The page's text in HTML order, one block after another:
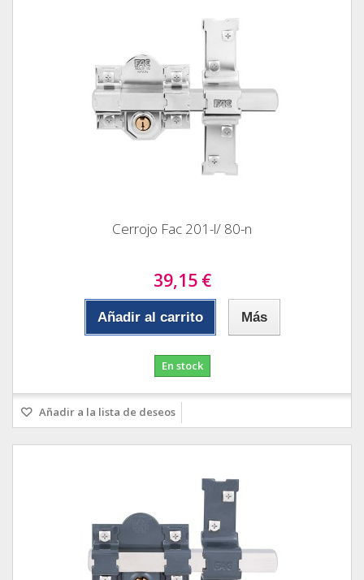
Cerrojo Fac 201-l/ 80-n
39,15 €
Añadir al carrito Más
En stock
Añadir a la lista de deseos